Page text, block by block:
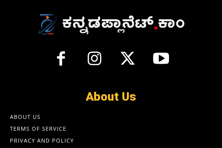
About Us
ABOUT US
TERMS OF SERVICE
PRIVACY AND POLICY